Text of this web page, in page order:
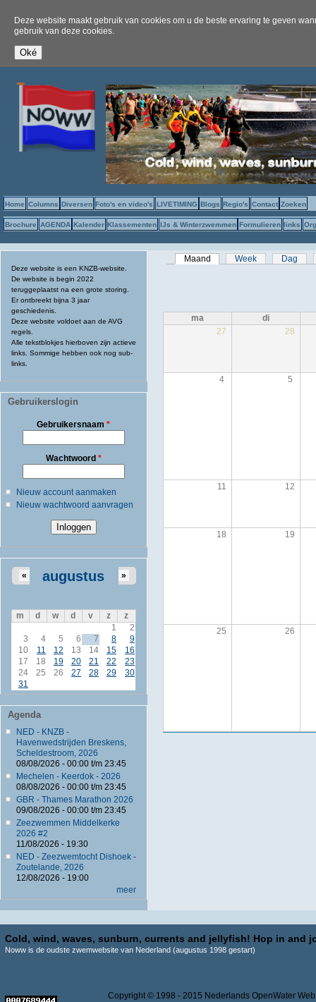
Deze website maakt gebruik van cookies om u de beste ervaring te geven
gebruik van deze cookies.
Home Columns Diversen Foto's en video's LIVETIMING Blogs Regio's Contact Zoeken
Brochure AGENDA Kalender Klassementen IJs & Winterzwemmen Formulieren links
Deze website is een KNZB-website.
De website is begin 2022
teruggeplaatst na een grote storing.
Er ontbreekt bijna 3 jaar
geschiedenis.
Deze website voldoet aan de AVG
regels.
Alle tekstblokjes hierboven zijn actieve
links. Sommige hebben ook nog sub-
links.
Gebruikerslogin
Gebruikersnaam*
Wachtwoord *
Nieuw account aanmaken
Nieuw wachtwoord aanvragen
augustus
« »
m d w d v z
z
1
2
3
4 5 6 7 8
9
10
11 12 13 14 15
16
17
18 19 20 21 22
23
24
25 26 27 28 29
30
31
Agenda
NED - KNZB -
Havenwedstrijden Breskens,
Scheldestroom, 2026
08/08/2026 - 00:00t/m 23:45
Mechelen - Keerdok - 2026
08/08/2026 - 00:00t/m 23:45
GBR - Thames Marathon 2026
09/08/2026 - 00:00t/m 23:45
Zeezwemmen Middelkerke
2026 #2
11/08/2026 - 19:30
NED - Zeezwemtocht Dishoek -
Zoutelande, 2026
12/08/2026 - 19:00
meer
Primaire tabs
Maand (actieve tabblad)
Week Dag
ma
di
27
28
4 5
11 12
18 19
25 26
Cold, wind, waves, sunburn, currents and jellyfish! Hop in and
Noww is de oudste zwemwebsite van Nederland (augustus 1998 gestart)
Copyright © 1998 - 2015 Nederlands OpenWater